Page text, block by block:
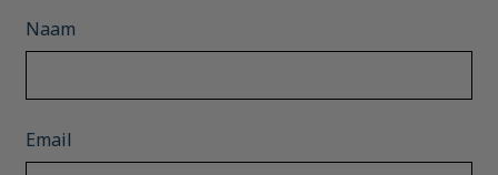
Naam
Email